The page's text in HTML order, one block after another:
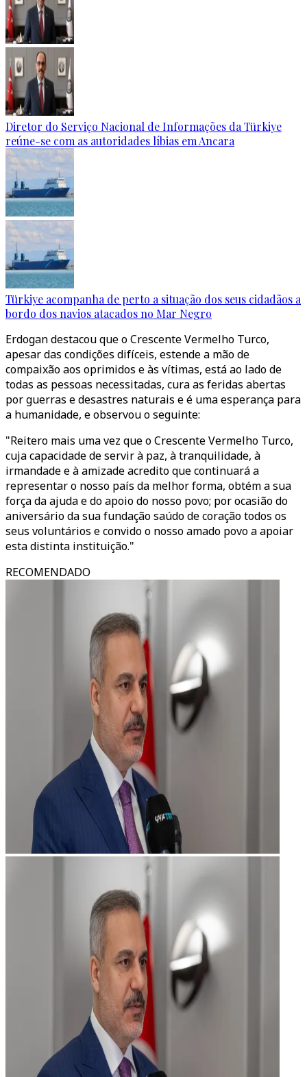
Diretor do Serviço Nacional de Informações da Türkiye
reúne-se com as autoridades líbias em Ancara
Türkiye acompanha de perto a situação dos seus cidadãos a
bordo dos navios atacados no Mar Negro
Erdogan destacou que o Crescente Vermelho Turco,
apesar das condições difíceis, estende a mão de
compaixão aos oprimidos e às vítimas, está ao lado de
todas as pessoas necessitadas, cura as feridas abertas
por guerras e desastres naturais e é uma esperança para
a humanidade, e observou o seguinte:
"Reitero mais uma vez que o Crescente Vermelho Turco,
cuja capacidade de servir à paz, à tranquilidade, à
irmandade e à amizade acredito que continuará a
representar o nosso país da melhor forma, obtém a sua
força da ajuda e do apoio do nosso povo; por ocasião do
aniversário da sua fundação saúdo de coração todos os
seus voluntários e convido o nosso amado povo a apoiar
esta distinta instituição."
RECOMENDADO